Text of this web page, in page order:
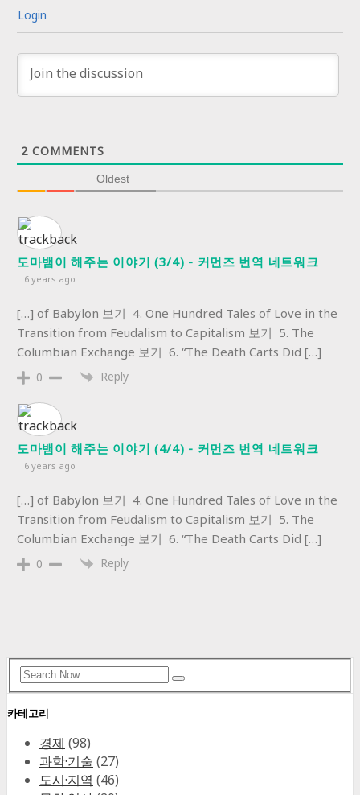
Login
2COMMENTS
Oldest
도마뱀이 해주는 이야기 (3/4) - 커먼즈 번역 네트워크
6 years ago
[…] of Babylon 보기 4. One Hundred Tales of Love in the
Transition from Feudalism to Capitalism 보기 5. The
Columbian Exchange 보기 6. “The Death Carts Did […]
0 Reply
도마뱀이 해주는 이야기 (4/4) - 커먼즈 번역 네트워크
6 years ago
[…] of Babylon 보기 4. One Hundred Tales of Love in the
Transition from Feudalism to Capitalism 보기 5. The
Columbian Exchange 보기 6. “The Death Carts Did […]
0 Reply
Search
for:
Search
카테고리
경제 (98)
과학·기술 (27)
도시·지역 (46)